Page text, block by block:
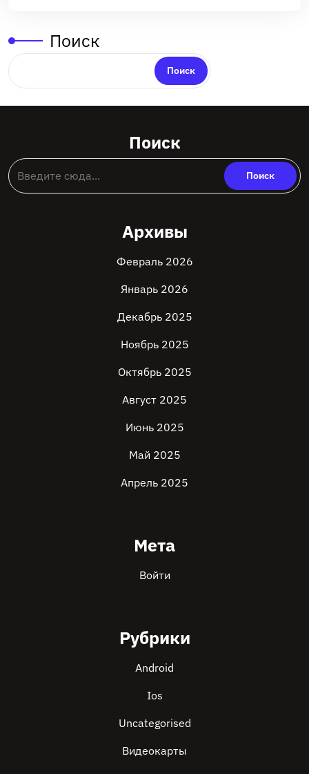
Поиск
Поиск
Поиск
Архивы
Февраль 2026
Январь 2026
Декабрь 2025
Ноябрь 2025
Октябрь 2025
Август 2025
Июнь 2025
Май 2025
Апрель 2025
Мета
Войти
Рубрики
Android
Ios
Uncategorised
Видеокарты